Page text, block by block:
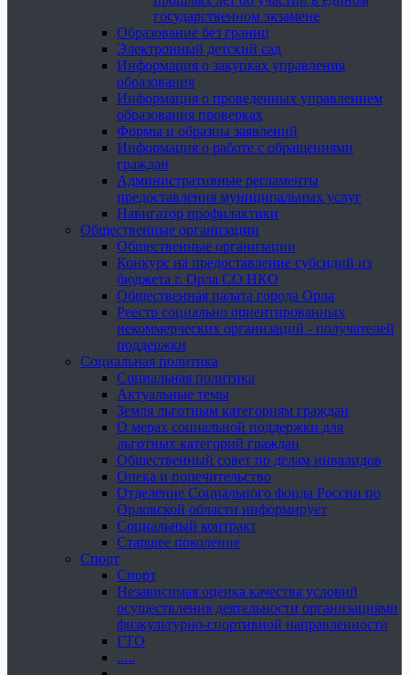
государственном экзамене
Образование без границ
Электронный детский сад
Информация о закупках управления
образования
Информация о проведенных управлением
образования проверках
Формы и образцы заявлений
Информация о работе с обращениями
граждан
Административные регламенты
предоставления муниципальных услуг
Навигатор профилактики
Общественные организации
Общественные организации
Конкурс на предоставление субсидий из
бюджета г. Орла СО НКО
Общественная палата города Орла
Реестр социально ориентированных
некоммерческих организаций - получателей
поддержки
Социальная политика
Социальная политика
Актуальные темы
Земля льготным категориям граждан
О мерах социальной поддержки для
льготных категорий граждан
Общественный совет по делам инвалидов
Опека и попечительство
Отделение Социального фонда России по
Орловской области информирует
Социальный контракт
Старшее поколение
Спорт
Спорт
Независимая оценка качества условий
осуществления деятельности организациями
физкультурно-спортивной направленности
ГТО
.....